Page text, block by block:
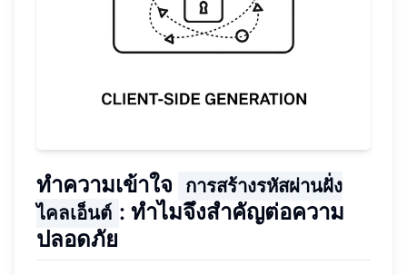
ทำความเข้าใจ
การสร้างรหัสผ่านฝั่ง
ไคลเอ็นต์ : ทำไมจึงสำคัญต่อความ
ปลอดภัย